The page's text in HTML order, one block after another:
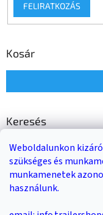
Weboldalunkon
szükséges és
munkamenetek
használunk.
FELIRATKOZÁS
Kosár
Keresés